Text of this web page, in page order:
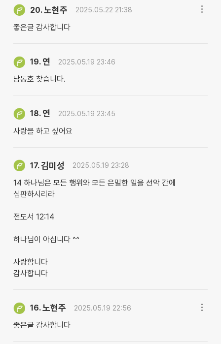
20.노현주 2025.05.22 21:38
좋은글 감사합니다
19. 연 2025.05.19 23:46
남동호 찾습니다.
18. 연 2025.05.19 23:45
사랑을 하고 싶어요
17.김미성 2025.05.19 23:28
14 하나님은 모든 행위와 모든 은밀한 일을 선악 간에
심판하시리라
전도서 12:14
하나님이 아십니다 ^^
사랑합니다
감사합니다
16.노현주 2025.05.19 22:56
좋은글 감사합니다